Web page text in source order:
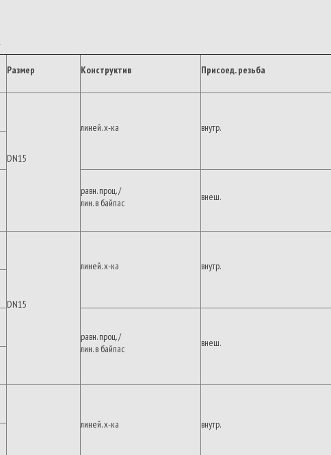
Размер Конструктив Присоед.резьба
DN15
линей. х-ка внутр.
равн. проц. /
лин. в байпас
внеш.
DN15
линей. х-ка внутр.
равн. проц. /
лин. в байпас
внеш.
линей. х-ка внутр.